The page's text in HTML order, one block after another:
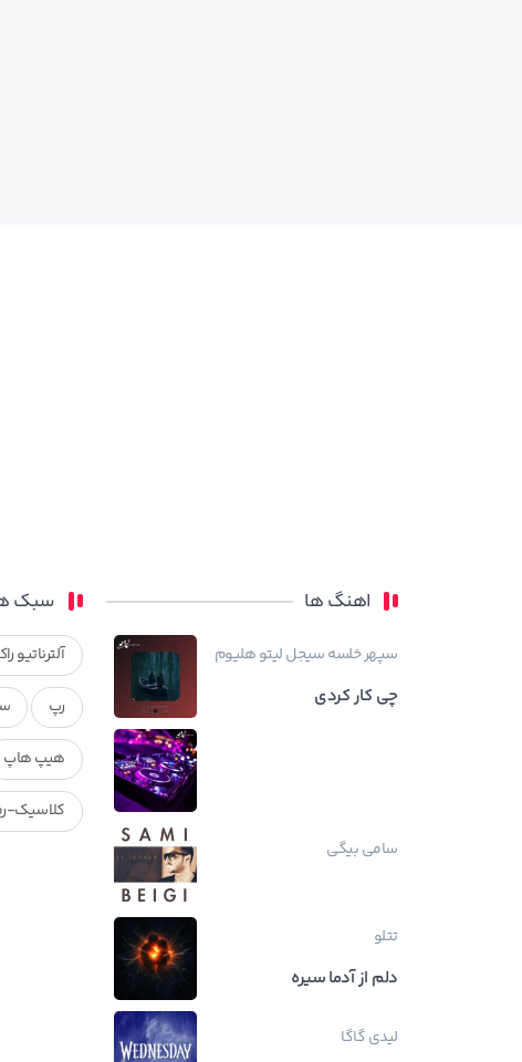
اهنگ ها
سپهر خلسهسیجللیتوهلیوم
چی کار کردی
سامی بیگی
تتلو
دلم از آدما سیره
لیدی گاگا
سبک
آلترناتیو
رپ
هیپ هاپ
کلاسیک-